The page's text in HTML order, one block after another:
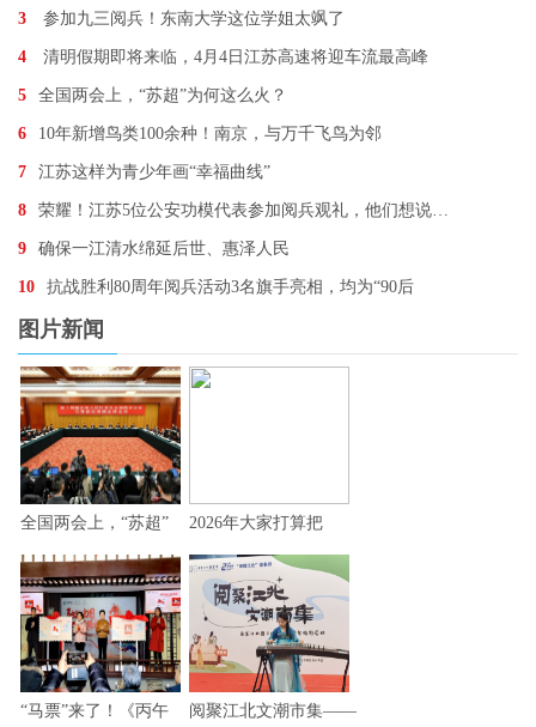
3 参加九三阅兵！东南大学这位学姐太飒了
4 清明假期即将来临，4月4日江苏高速将迎车流最高峰
5 全国两会上，“苏超”为何这么火？
6 10年新增鸟类100余种！南京，与万千飞鸟为邻
7 江苏这样为青少年画“幸福曲线”
8 荣耀！江苏5位公安功模代表参加阅兵观礼，他们想说…
9 确保一江清水绵延后世、惠泽人民
10 抗战胜利80周年阅兵活动3名旗手亮相，均为“90后
图片新闻
全国两会上，“苏超” 2026年大家打算把
“马票”来了！《丙午 阅聚江北文潮市集——